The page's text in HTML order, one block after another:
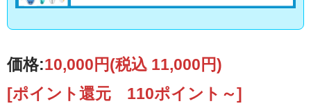
価格:10,000円(税込 11,000円)
[ポイント還元 110ポイント～]